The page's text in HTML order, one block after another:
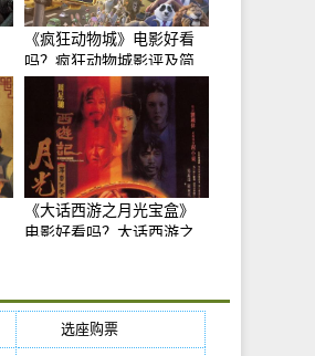
《疯狂动物城》电影好看
吗？疯狂动物城影评及简
《大话西游之月光宝盒》
电影好看吗？大话西游之
选座购票(5384)